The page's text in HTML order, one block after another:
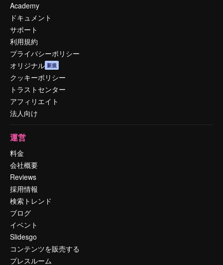
Academy
ドキュメント
サポート
利用規約
プライバシーポリシー
オリジナル 新規
クッキーポリシー
トラストセンター
アフィリエイト
法人向け
運営
料金
会社概要
Reviews
採用情報
検索トレンド
ブログ
イベント
Slidesgo
コンテンツを販売する
プレスルーム